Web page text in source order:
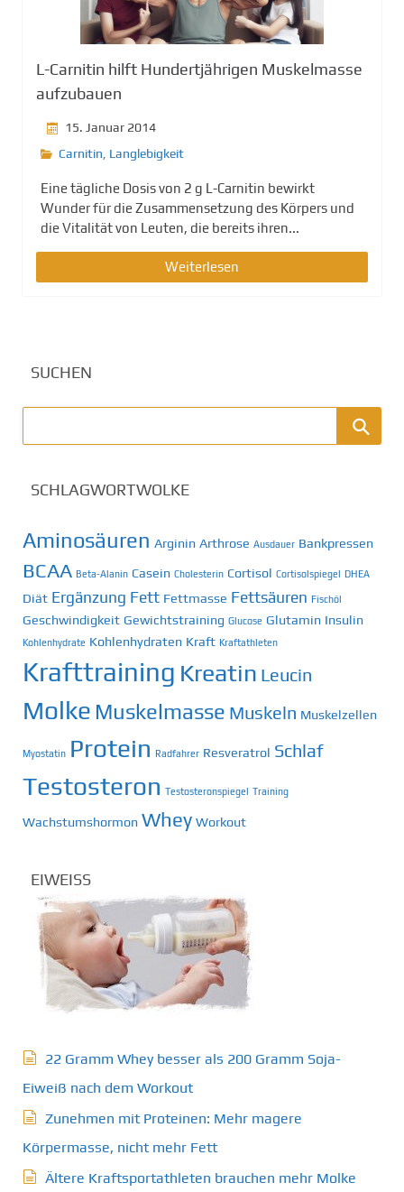
L-Carnitin hilft Hundertjährigen Muskelmasse
aufzubauen
15. Januar 2014
Carnitin, Langlebigkeit
Eine tägliche Dosis von 2 g L-Carnitin bewirkt
Wunder für die Zusammensetzung des Körpers und
die Vitalität von Leuten, die bereits ihren...
Weiterlesen
SUCHEN
SCHLAGWORTWOLKE
Aminosäuren Arginin Arthrose Ausdauer Bankpressen
BCAA Beta-Alanin Casein Cholesterin Cortisol Cortisolspiegel DHEA
Diät Ergänzung Fett Fettmasse Fettsäuren Fischöl
Geschwindigkeit Gewichtstraining Glucose Glutamin Insulin
Kohlenhydrate Kohlenhydraten Kraft Kraftathleten
Krafttraining Kreatin Leucin
Molke Muskelmasse Muskeln Muskelzellen
Myostatin Protein Radfahrer Resveratrol Schlaf
Testosteron Testosteronspiegel Training
Wachstumshormon Whey Workout
EIWEISS
22 Gramm Whey besser als 200 Gramm Soja-
Eiweiß nach dem Workout
Zunehmen mit Proteinen: Mehr magere
Körpermasse, nicht mehr Fett
Ältere Kraftsportathleten brauchen mehr Molke